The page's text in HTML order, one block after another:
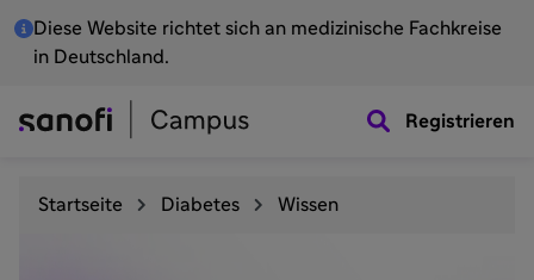
Diese Website richtet sich an medizinische Fachkreise
in Deutschland.
Registrieren
Startseite Diabetes Wissen